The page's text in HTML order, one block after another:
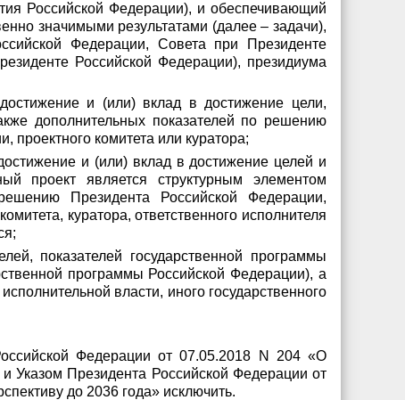
Российской Федерации), и обеспечивающий
значимыми результатами (далее – задачи),
Федерации, Совета при Президенте
Российской Федерации), президиума
и (или) вклад в достижение цели,
дополнительных показателей по решению
, проектного комитета или куратора;
и (или) вклад в достижение целей и
проект является структурным элементом
Президента Российской Федерации,
куратора, ответственного исполнителя
показателей государственной программы
программы Российской Федерации), а
власти, иного государственного
Федерации от 07.05.2018 N 204 «О
Указом Президента Российской Федерации от
до 2036 года» исключить.